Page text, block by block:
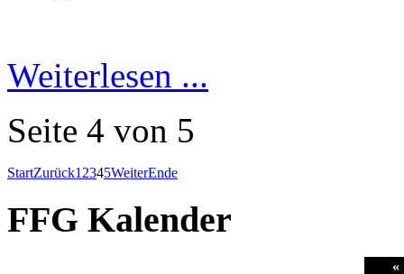
Weiterlesen ...
Seite 4 von 5
StartZurück1 2345WeiterEnde
FFG Kalender
«